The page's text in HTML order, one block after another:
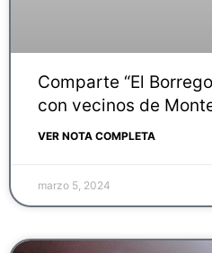
Comparte “El
con vecinos de
VER NOTA COMPLETA
marzo 5, 2024